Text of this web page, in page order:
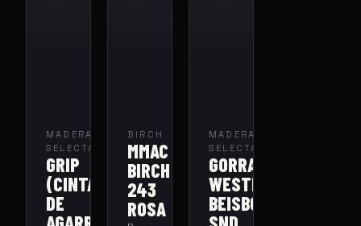
MADERA
SELECTA
GRIP
(CINTA
DE
BIRCH
MMAC
BIRCH
243
ROSA
MADERA
SELECTA
GORRA
WESTERN
BEISBOL